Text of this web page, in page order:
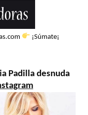
¡Súmate¡
Padilla desnuda